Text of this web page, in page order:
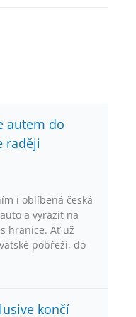
autem do
raději
i oblíbená česká
a vyrazit na
hranice. Ať už
pobřeží, do
končí